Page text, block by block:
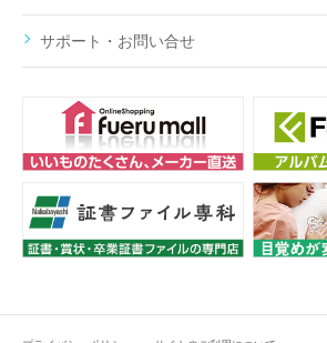
サポート・お問い合せ